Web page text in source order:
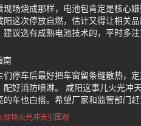
场烧成那样，电池包肯定是核心
这次停放自燃，估计又得让相关
议选有成熟电池技术的，平时多
南
停车后最好把车窗留条缝散热，
好消防喷淋。 咸阳这事儿火光冲
车也白搭。希望厂家和监管部门
现场火光冲天引围观